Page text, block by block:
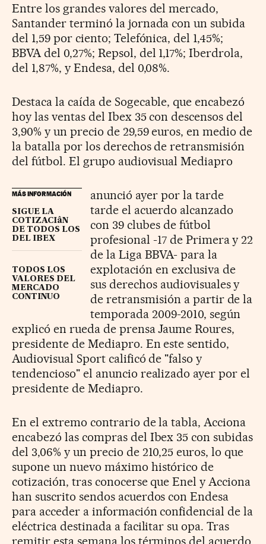
Entre los grandes valores del mercado,
Santander terminó la jornada con un subida
del 1,59 por ciento; Telefónica, del 1,45%;
BBVA del 0,27%; Repsol, del 1,17%; Iberdrola,
del 1,87%, y Endesa, del 0,08%.
Destaca la caída de Sogecable, que encabezó
hoy las ventas del Ibex 35 con descensos del
3,90% y un precio de 29,59 euros, en medio de
la batalla por los derechos de retransmisión
del fútbol. El grupo audiovisual Mediapro
MÁS INFORMACIÓN
SIGUE LA
COTIZACIâN
DE TODOS LOS
DEL IBEX
TODOS LOS
VALORES DEL
MERCADO
CONTINUO
anunció ayer por la tarde
tarde el acuerdo alcanzado
con 39 clubes de fútbol
profesional -17 de Primera y 22
de la Liga BBVA- para la
explotación en exclusiva de
sus derechos audiovisuales y
de retransmisión a partir de la
temporada 2009-2010, según
explicó en rueda de prensa Jaume Roures,
presidente de Mediapro. En este sentido,
Audiovisual Sport calificó de "falso y
tendencioso" el anuncio realizado ayer por el
presidente de Mediapro.
En el extremo contrario de la tabla, Acciona
encabezó las compras del Ibex 35 con subidas
del 3,06% y un precio de 210,25 euros, lo que
supone un nuevo máximo histórico de
cotización, tras conocerse que Enel y Acciona
han suscrito sendos acuerdos con Endesa
para acceder a información confidencial de la
eléctrica destinada a facilitar su opa. Tras
remitir esta semana los términos del acuerdo